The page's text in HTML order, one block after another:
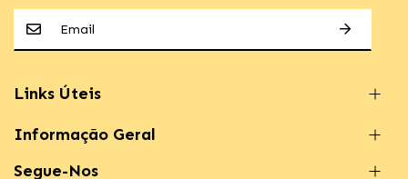
Links Úteis
Informação Geral
Segue-Nos